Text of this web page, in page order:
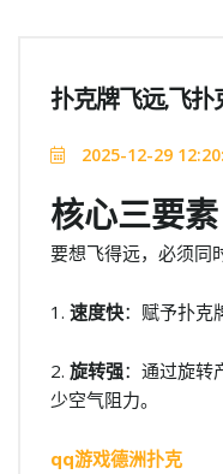
扑克牌飞远,飞
2025-12-29
核心三要
要想飞得远，必须同
1. 速度快：赋予扑克
2. 旋转强：通过旋转
少空气阻力。
qq游戏德洲扑克